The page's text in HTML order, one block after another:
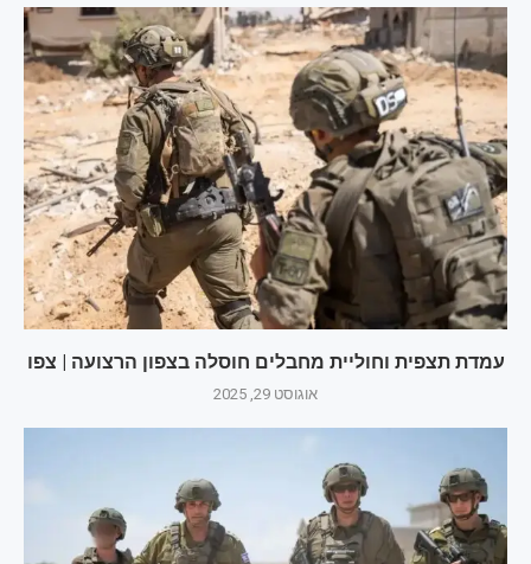
עמדת תצפית וחוליית מחבלים חוסלה בצפון הרצועה | צפו
אוגוסט 29, 2025